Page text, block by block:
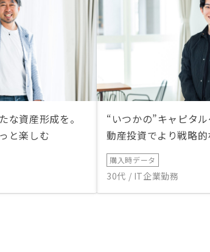
な資産形成を。
と楽しむ
“いつかの”キャピタ
動産投資でより戦略
購入時データ
30代 / IT企業勤務